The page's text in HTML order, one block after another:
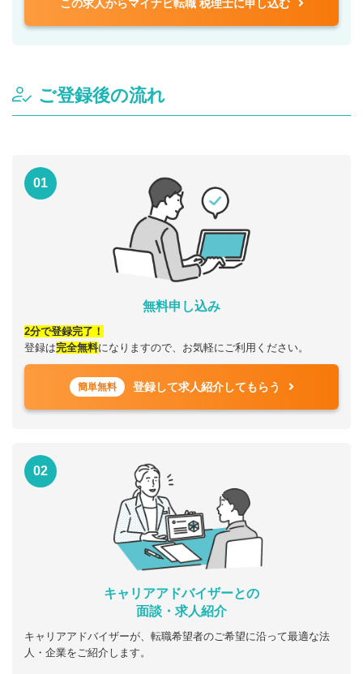
この求人からマイナビ転職 税理士に申し込む
ご登録後の流れ
01
無料申し込み
2分で登録完了！
登録は完全無料になりますので、お気軽にご利用ください。
簡単無料 登録して求人紹介してもらう
02
キャリアアドバイザーとの
面談・求人紹介
キャリアアドバイザーが、転職希望者のご希望に沿って最適な法
人・企業をご紹介します。